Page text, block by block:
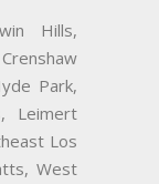
Hills,
Park,
Leimert
Los
West